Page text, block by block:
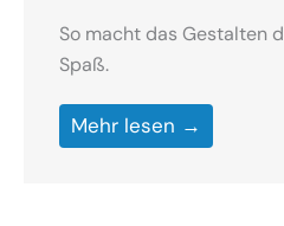
So macht das Gestalten
Spaß.
Mehr lesen →